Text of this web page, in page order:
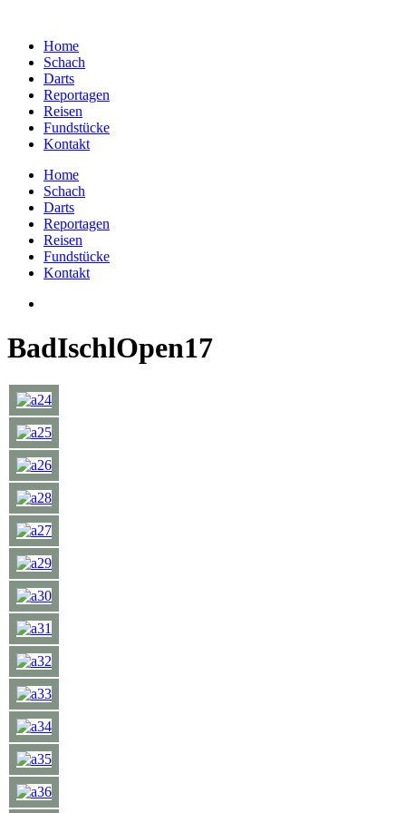
Home
Schach
Darts
Reportagen
Reisen
Fundstücke
Kontakt
Home
Schach
Darts
Reportagen
Reisen
Fundstücke
Kontakt
BadIschlOpen17